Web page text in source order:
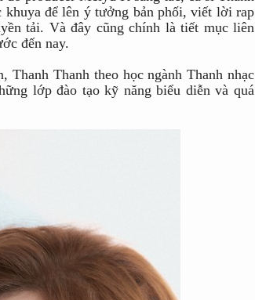
khuya để lên ý tưởng bản phối, viết lời rap
tải. Và đây cũng chính là tiết mục liên
đến nay.
Thanh theo học ngành Thanh nhạc
lớp đào tạo kỹ năng biểu diễn và quá